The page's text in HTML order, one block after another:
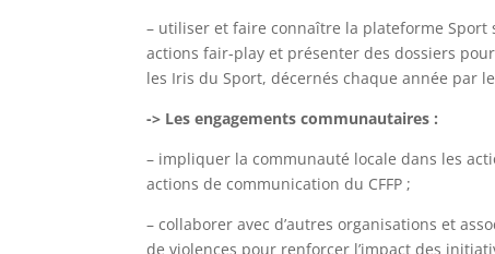
– utiliser et faire connaître la plateforme Sport
actions fair-play et présenter des dossiers
les Iris du Sport, décernés chaque année par le
-> Les engagements communautaires :
– impliquer la communauté locale dans les
actions de communication du CFFP ;
– collaborer avec d’autres organisations et
de violences pour renforcer l’impact des